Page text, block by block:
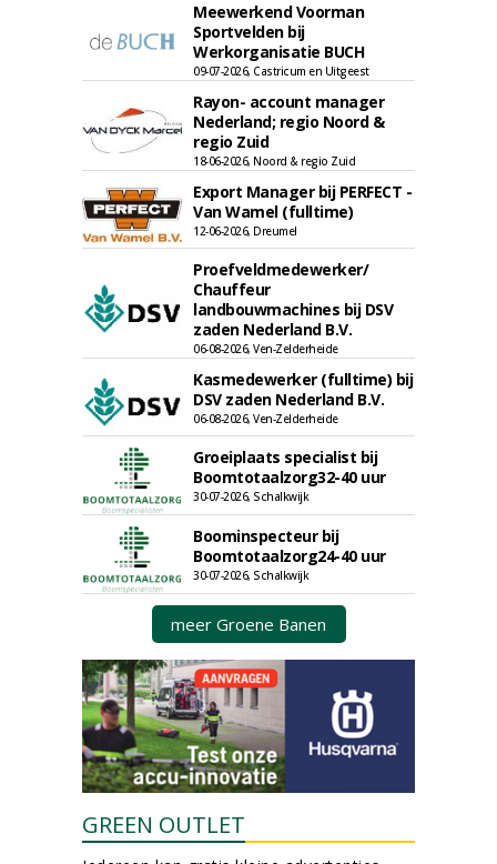
Meewerkend Voorman
Sportvelden bij
Werkorganisatie BUCH
09-07-2026, Castricum en Uitgeest
Rayon- account manager
Nederland; regio Noord &
regio Zuid
18-06-2026, Noord & regio Zuid
Export Manager bij PERFECT -
Van Wamel (fulltime)
12-06-2026, Dreumel
Proefveldmedewerker/
Chauffeur
landbouwmachines bij DSV
zaden Nederland B.V.
06-08-2026, Ven-Zelderheide
Kasmedewerker (fulltime) bij
DSV zaden Nederland B.V.
06-08-2026, Ven-Zelderheide
Groeiplaats specialist bij
Boomtotaalzorg32-40 uur
30-07-2026, Schalkwijk
Boominspecteur bij
Boomtotaalzorg24-40 uur
30-07-2026, Schalkwijk
meer Groene Banen
GREEN OUTLET